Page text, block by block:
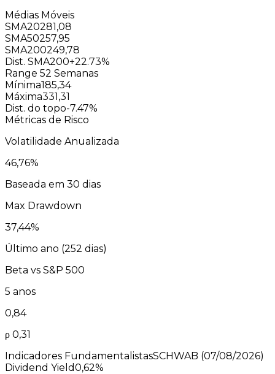
Médias Móveis
SMA20281,08
SMA50257,95
SMA200249,78
Dist. SMA200+22.73%
Range 52 Semanas
Mínima185,34
Máxima331,31
Dist. do topo-7.47%
Métricas de Risco
Volatilidade Anualizada
46,76%
Baseada em 30 dias
Max Drawdown
37,44%
Último ano (252 dias)
Beta vs S&P 500
5 anos
0,84
ρ 0,31
Indicadores FundamentalistasSCHWAB (07/08/2026)
Dividend Yield0,62%